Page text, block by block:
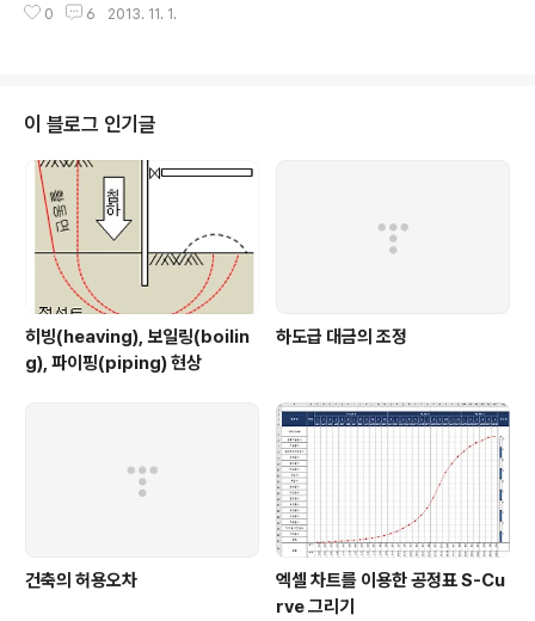
과블로그 개설만 하고 장기간 글을 올리지 않으실 분들은
주소? 를 남겨주세요. 다시한번 말씀 드리지만 단순히 동영
상이나 파일의 저장공간 등으로 사용하실분...블로그를 개
설만 하고 장기간 글을 올리지 않을실 분들은꼭 필요한 분
을 위해 초대장 요청을 양보 해주세요.
0 6 2013. 11. 1.
이 블로그 인기글
히빙(heaving), 보일링(boilin
g), 파이핑(piping) 현상
하도급 대금의 조정
건축의 허용오차
엑셀 차트를 이용한 공정표 S-Cu
rve 그리기